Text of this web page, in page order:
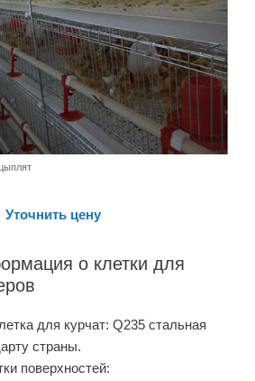
Уточнить цену
о клетки для
для курчат: Q235 стальная
страны.
поверхностей: